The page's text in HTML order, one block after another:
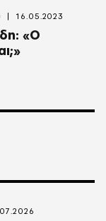
«Ο
16.05.2023